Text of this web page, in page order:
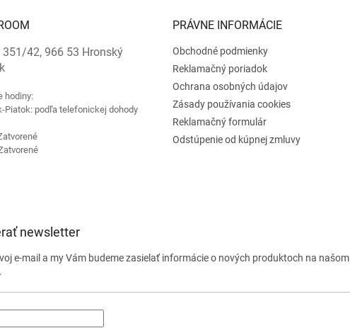
351/42, 966 53 Hronský
hodiny:
Piatok: podľa telefonickej dohody
PRÁVNE INFORMÁCIE
Obchodné podmienky
Reklamačný poriadok
Ochrana osobných údajov
Zásady používania cookies
Reklamačný formulár
Odstúpenie od kúpnej zmluvy
newsletter
e-mail a my Vám budeme zasielať informácie o nových produktoch na našom